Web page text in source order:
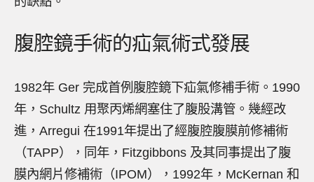
腹腔鏡手術的疝氣術式發展
1982年 Ger 完成首例腹腔鏡下疝氣修補手術。1990
年，Schultz 用聚丙烯網塞住了腹股溝管。幾經改
進，Arregui 在1991年提出了經腹腔腹膜前修補術
（TAPP），同年，Fitzgibbons 及其同事提出了腹
膜內網片修補術（IPOM），1992年，McKernan 和